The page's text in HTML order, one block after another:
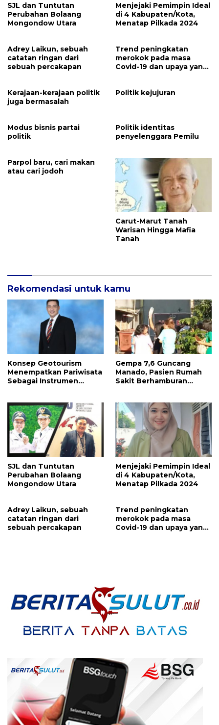
SJL dan Tuntutan
Perubahan Bolaang
Mongondow Utara
Menjejaki Pemimpin Ideal
di 4 Kabupaten/Kota,
Menatap Pilkada 2024
Adrey Laikun, sebuah
catatan ringan dari
sebuah percakapan
Trend peningkatan
merokok pada masa
Covid-19 dan upaya yang
Kerajaan-kerajaan politik
juga bermasalah
Politik kejujuran
Modus bisnis partai
politik
Politik identitas
penyelenggara Pemilu
Parpol baru, cari makan
atau cari jodoh
Carut-Marut Tanah
Warisan Hingga Mafia
Tanah
Rekomendasi untuk kamu
Konsep Geotourism
Menempatkan Pariwisata
Sebagai Instrumen
Gempa 7,6 Guncang
Manado, Pasien Rumah
Sakit Berhamburan
SJL dan Tuntutan
Perubahan Bolaang
Mongondow Utara
Menjejaki Pemimpin Ideal
di 4 Kabupaten/Kota,
Menatap Pilkada 2024
Adrey Laikun, sebuah
catatan ringan dari
sebuah percakapan
Trend peningkatan
merokok pada masa
Covid-19 dan upaya yang